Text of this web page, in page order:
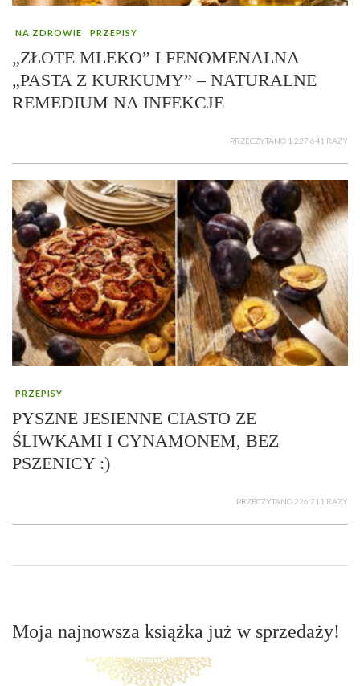
NA ZDROWIE PRZEPISY
„ZŁOTE MLEKO” I FENOMENALNA
„PASTA Z KURKUMY” – NATURALNE
REMEDIUM NA INFEKCJE
PRZECZYTANO 1 227 641 RAZY
PRZEPISY
PYSZNE JESIENNE CIASTO ZE
ŚLIWKAMI I CYNAMONEM, BEZ
PSZENICY :)
PRZECZYTANO 226 711 RAZY
Moja najnowsza książka już w sprzedaży!